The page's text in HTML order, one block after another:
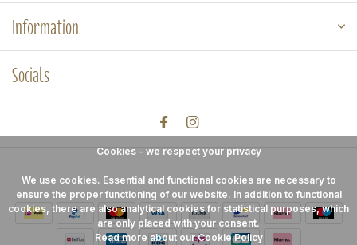
Information
Socials
Cookies – we respect your privacy
We use cookies. Essential and functional cookies are necessary to
ensure the proper functioning of our website. In addition to functional
cookies, there are also analytical cookies for statistical purposes, which
are only placed with your consent.
Read more about our Cookie Policy